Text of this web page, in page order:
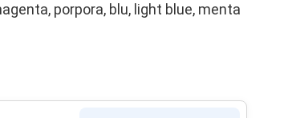
porpora, blu, light blue, menta